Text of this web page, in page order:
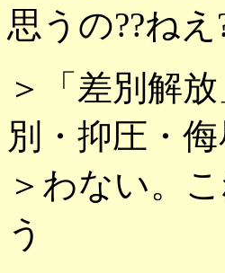
思うの??ねえ
＞「差別解
別・抑圧・
＞わない。
う